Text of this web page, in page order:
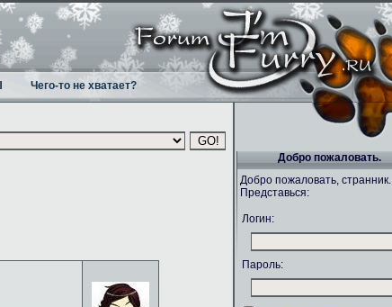
Чего-то не хватает?
Добро пожаловать.
Добро пожаловать, странник.
Представься:
Логин:
Пароль: